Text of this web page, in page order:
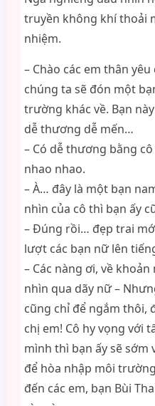
truyền không khí thoải
nhiệm.
– Chào các em thân
chúng ta sẽ đón một
trường khác về. Bạn
dễ thương dễ mến…
– Có dễ thương bằng
nhao nhao.
– À… đây là một bạn
nhìn của cô thì bạn ấy
– Đúng rồi… đẹp trai
lượt các bạn nữ lên
– Các nàng ơi, về
nhìn qua dãy nữ –
cũng chỉ để ngắm thôi,
chị em! Cô hy vọng với
mình thì bạn ấy sẽ
để hòa nhập môi
đến các em, bạn Bùi